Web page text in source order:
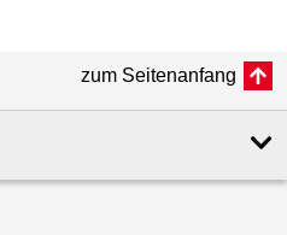
zum Seitenanfang